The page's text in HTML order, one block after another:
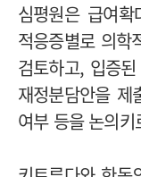
심평원은 급여
적응증별로 의학
검토하고, 입증
재정분담안을
여부 등을 논의키